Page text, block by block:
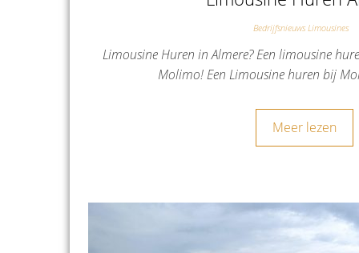
Bedrijfsnieuws Limousines
Limousine Huren in Almere? Een limousine
Molimo! Een Limousine huren bij
Meer lezen